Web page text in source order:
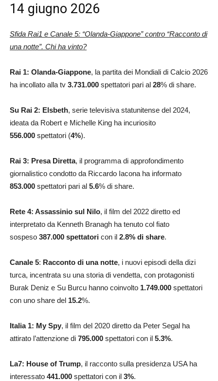
14 giugno 2026
Sfida Rai1 e Canale 5: “Olanda-Giappone” contro “Racconto di
una notte”. Chi ha vinto?
Rai 1: Olanda-Giappone, la partita dei Mondiali di Calcio 2026
ha incollato alla tv 3.731.000 spettatori pari al 28% di share.
Su Rai 2: Elsbeth, serie televisiva statunitense del 2024,
ideata da Robert e Michelle King ha incuriosito
556.000 spettatori (4%).
Rai 3: Presa Diretta, il programma di approfondimento
giornalistico condotto da Riccardo Iacona ha informato
853.000 spettatori pari al 5.6% di share.
Rete 4: Assassinio sul Nilo, il film del 2022 diretto ed
interpretato da Kenneth Branagh ha tenuto col fiato
sospeso 387.000 spettatori con il 2.8% di share.
Canale 5: Racconto di una notte, i nuovi episodi della dizi
turca, incentrata su una storia di vendetta, con protagonisti
Burak Deniz e Su Burcu hanno coinvolto 1.749.000 spettatori
con uno share del 15.2%.
Italia 1: My Spy, il film del 2020 diretto da Peter Segal ha
attirato l’attenzione di 795.000 spettatori con il 5.3%.
La7: House of Trump, il racconto sulla presidenza USA ha
interessato 441.000 spettatori con il 3%.